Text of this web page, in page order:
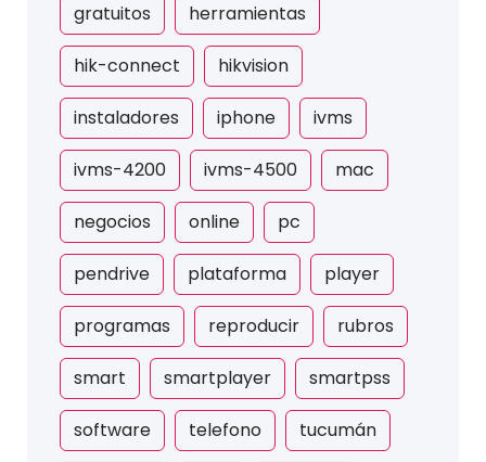
gratuitos herramientas
hik-connect hikvision
instaladores iphone ivms
ivms-4200 ivms-4500 mac
negocios online pc
pendrive plataforma player
programas reproducir rubros
smart smartplayer smartpss
software telefono tucumán